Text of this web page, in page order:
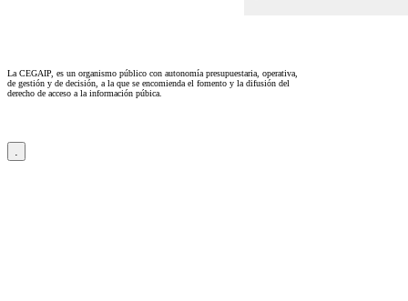
La CEGAIP, es un organismo público con autonomía presupuestaria, operativa,
de gestión y de decisión, a la que se encomienda el fomento y la difusión del
derecho de acceso a la información púbica.